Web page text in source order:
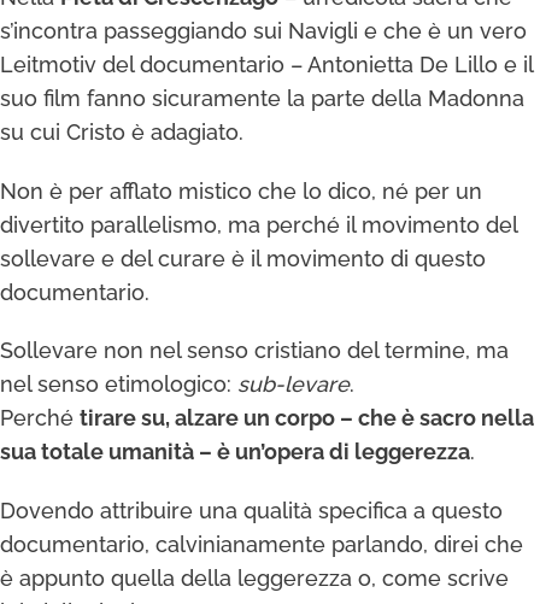
s’incontra passeggiando sui Navigli e che è un vero
Leitmotiv del documentario – Antonietta De Lillo e il
suo film fanno sicuramente la parte della Madonna
su cui Cristo è adagiato.
Non è per afflato mistico che lo dico, né per un
divertito parallelismo, ma perché il movimento del
sollevare e del curare è il movimento di questo
documentario.
Sollevare non nel senso cristiano del termine, ma
nel senso etimologico: sub-levare.
Perché tirare su, alzare un corpo – che è sacro nella
sua totale umanità – è un’opera di leggerezza.
Dovendo attribuire una qualità specifica a questo
documentario, calvinianamente parlando, direi che
è appunto quella della leggerezza o, come scrive